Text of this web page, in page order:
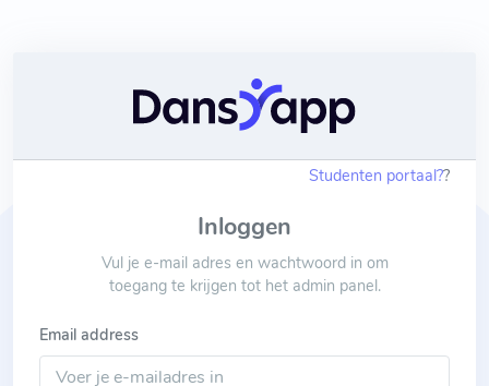
Studenten portaal??
Inloggen
Vul je e-mail adres en wachtwoord in om
toegang te krijgen tot het admin panel.
Email address